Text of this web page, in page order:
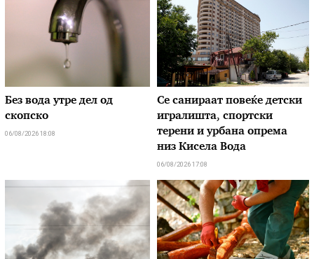
Без вода утре дел од
скопско
06/08/2026 18:08
Се санираат повеќе детски
игралишта, спортски
терени и урбана опрема
низ Кисела Вода
06/08/2026 17:08